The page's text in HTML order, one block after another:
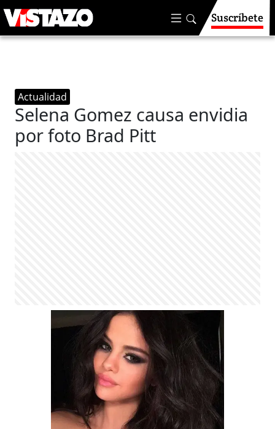
Suscríbete
Actualidad
Selena Gomez causa envidia
por foto Brad Pitt